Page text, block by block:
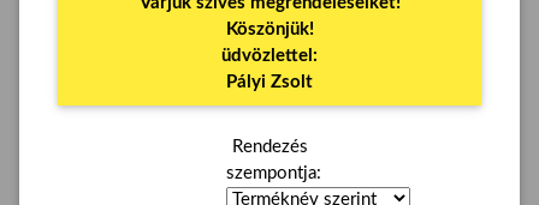
Köszönjük!
üdvözlettel:
Pályi Zsolt
Rendezés
szempontja: